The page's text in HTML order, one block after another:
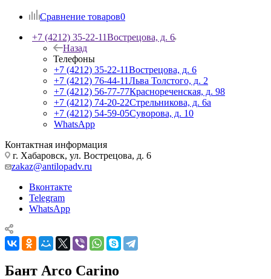
Сравнение товаров0
+7 (4212) 35-22-11Вострецова, д. 6
Назад
Телефоны
+7 (4212) 35-22-11Вострецова, д. 6
+7 (4212) 76-44-11Льва Толстого, д. 2
+7 (4212) 56-77-77Краснореченская, д. 98
+7 (4212) 74-20-22Стрельникова, д. 6а
+7 (4212) 54-59-05Суворова, д. 10
WhatsApp
Контактная информация
г. Хабаровск, ул. Вострецова, д. 6
zakaz@antilopadv.ru
Вконтакте
Telegram
WhatsApp
Бант Arco Carino